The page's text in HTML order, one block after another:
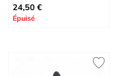
Prix spécial
24,50 €
Épuisé